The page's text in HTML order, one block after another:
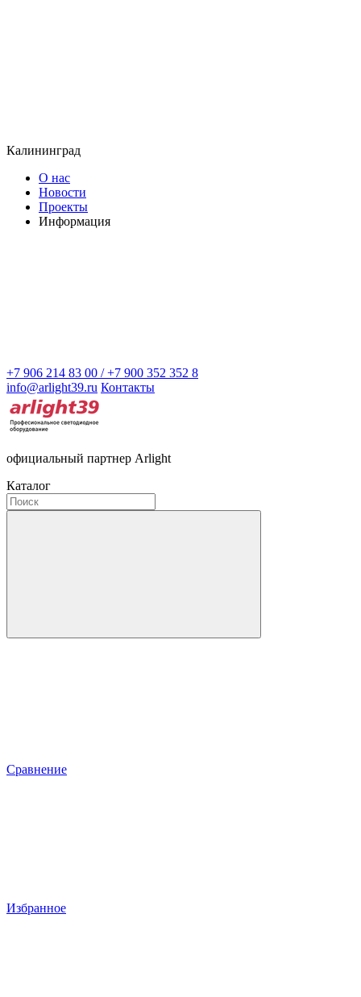
Калининград
О нас
Новости
Проекты
Информация
+7 906 214 83 00 / +7 900 352 352 8
info@arlight39.ru Контакты
официальный партнер Arlight
Каталог
Сравнение
Избранное